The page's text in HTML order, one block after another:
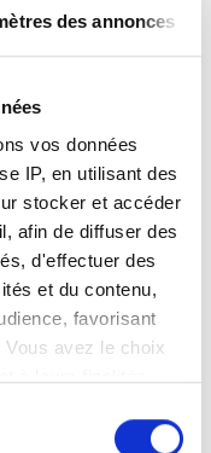
des annonces
vos données
IP, en utilisant des
stocker et accéder
afin de diffuser des
d'effectuer des
et du contenu,
favorisant
avez le choix
relative aux